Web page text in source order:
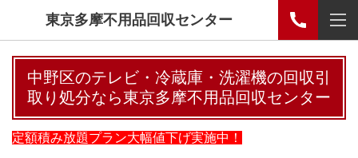
東京多摩不用品回収センター
中野区のテレビ・冷蔵庫・洗濯機の回収引
取り処分なら東京多摩不用品回収センター
定額積み放題プラン大幅値下げ実施中！